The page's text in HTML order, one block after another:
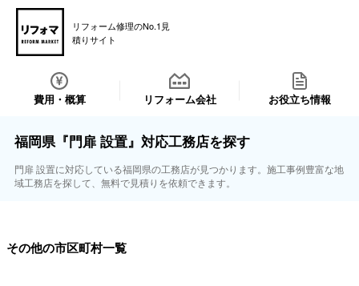
リフォーム修理のNo.1見
積りサイト
費用・概算 リフォーム会社 お役立ち情報
福岡県『門扉 設置』対応工務店を探す
門扉 設置に対応している福岡県の工務店が見つかります。施工事例豊富な地
域工務店を探して、無料で見積りを依頼できます。
その他の市区町村一覧